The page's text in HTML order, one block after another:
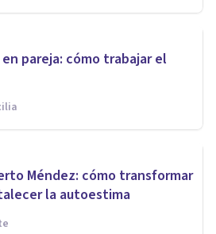
pareja: cómo trabajar el
Méndez: cómo transformar
la autoestima